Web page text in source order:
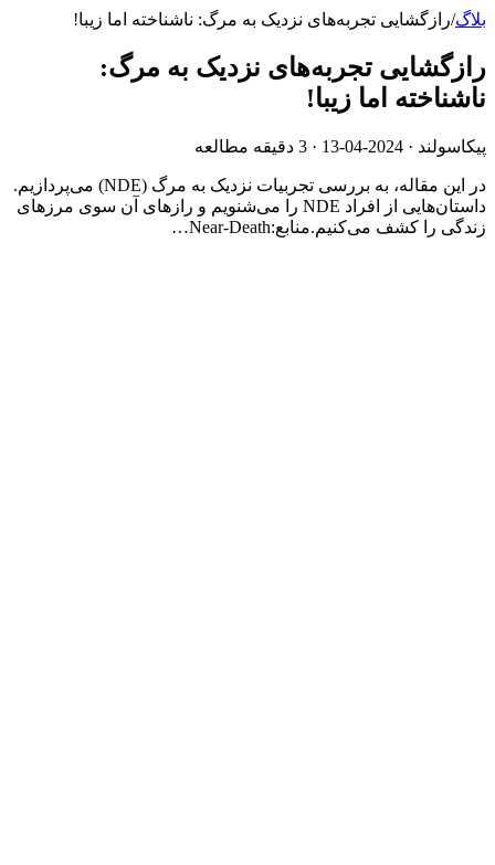
بلاگ/رازگشایی تجربه‌های نزدیک به مرگ: ناشناخته اما زیبا!
رازگشایی تجربه‌های نزدیک به مرگ:
ناشناخته اما زیبا!
پیکاسولند · 2024-04-13 · 3 دقیقه مطالعه
در این مقاله، به بررسی تجربیات نزدیک به مرگ (NDE) می‌پردازیم.
داستان‌هایی از افراد NDE را می‌شنویم و رازهای آن سوی مرزهای
زندگی را کشف می‌کنیم.منابع:Near-Death…